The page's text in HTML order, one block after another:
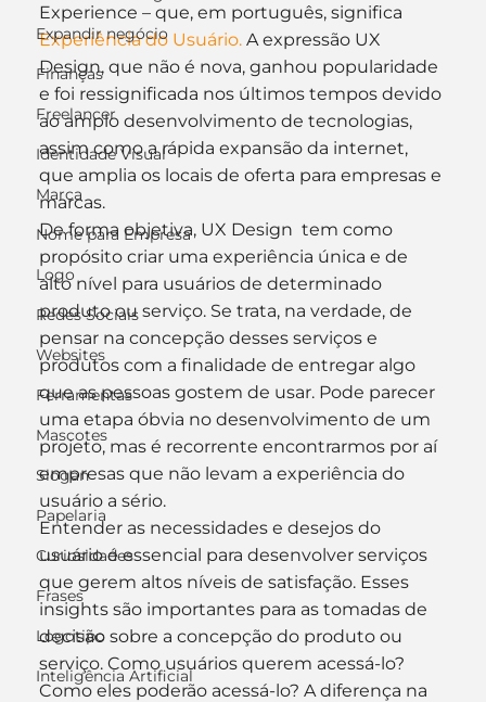
Expandir negócio
Finanças
Freelancer
Identidade Visual
Marca
Nome para Empresa
Logo
Redes Sociais
Websites
Ferramentas
Mascotes
Slogan
Papelaria
Curiosidades
Frases
Logotipo
Inteligência Artificial
Experience – que, em português, significa
Experiência do Usuário. A expressão UX
Design, que não é nova, ganhou popularidade
e foi ressignificada nos últimos tempos devido
ao amplo desenvolvimento de tecnologias,
assim como a rápida expansão da internet,
que amplia os locais de oferta para empresas e
marcas.
De forma objetiva, UX Design  tem como
propósito criar uma experiência única e de
alto nível para usuários de determinado
produto ou serviço. Se trata, na verdade, de
pensar na concepção desses serviços e
produtos com a finalidade de entregar algo
que as pessoas gostem de usar. Pode parecer
uma etapa óbvia no desenvolvimento de um
projeto, mas é recorrente encontrarmos por aí
empresas que não levam a experiência do
usuário a sério.
Entender as necessidades e desejos do
usuário é essencial para desenvolver serviços
que gerem altos níveis de satisfação. Esses
insights são importantes para as tomadas de
decisão sobre a concepção do produto ou
serviço. Como usuários querem acessá-lo?
Como eles poderão acessá-lo? A diferença na